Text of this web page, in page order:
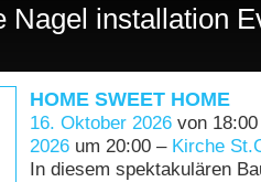
Nagel installation
HOME SWEET HOME
16. Oktober 2026von
2026um 20:00 – Kirche
In diesem spektakulären